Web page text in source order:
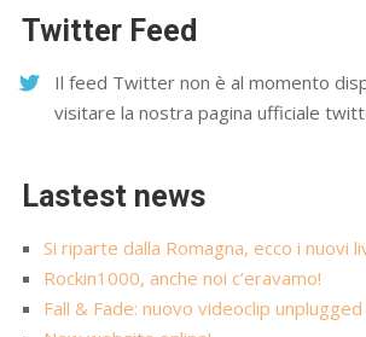
Twitter Feed
Il feed Twitter non è al momento
visitare la nostra pagina ufficiale
Lastest news
Si riparte dalla Romagna, ecco i nuovi
Rockin1000, anche noi c’eravamo!
Fall & Fade: nuovo videoclip unplugged